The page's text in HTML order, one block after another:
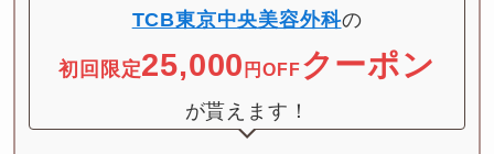
TCB東京中央美容外科
初回限定25,000 円OFFクーポン
が貰えます！